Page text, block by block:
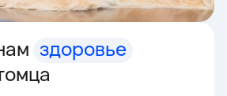
здоровье